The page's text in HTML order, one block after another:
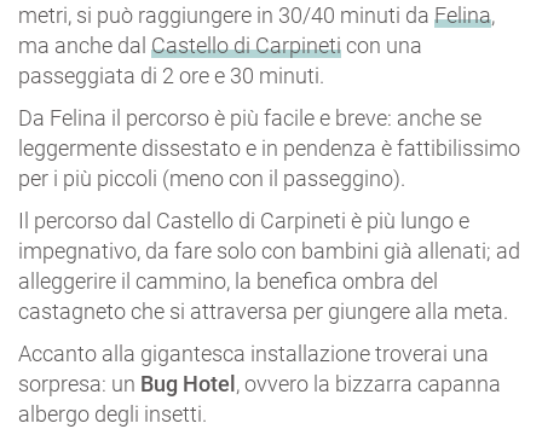
metri, si può raggiungere in 30/40 minuti da Felina,
ma anche dal Castello di Carpineticon una
passeggiata di 2 ore e 30 minuti.
Da Felina il percorso è più facile e breve: anche se
leggermente dissestato e in pendenza è fattibilissimo
per i più piccoli (meno con il passeggino).
Il percorso dal Castello di Carpineti è più lungo e
impegnativo, da fare solo con bambini già allenati; ad
alleggerire il cammino, la benefica ombra del
castagneto che si attraversa per giungere alla meta.
Accanto alla gigantesca installazione troverai una
sorpresa: un Bug Hotel , ovvero la bizzarra capanna
albergo degli insetti.